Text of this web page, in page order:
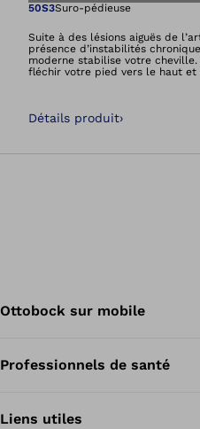
Ouvre
50S3Suro-pédieuse
Suite à des lésions aiguës de
présence d’instabilités
moderne stabilise votre cheville.
fléchir votre pied vers le haut et
confort de port agréable.
Détails produit›
Ottobock sur mobile
Professionnels de santé
Liens utiles